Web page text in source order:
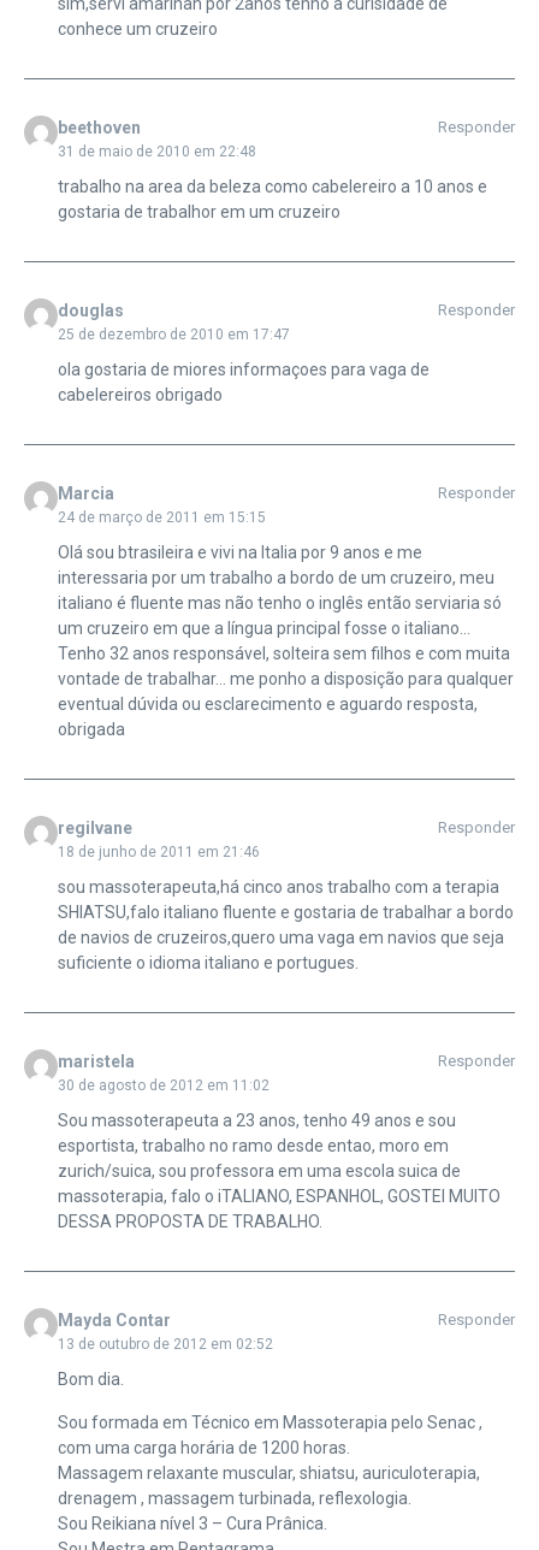
sim,servi amarinah por 2anos tenho a curisidade de
conhece um cruzeiro
beethoven
31 de maio de 2010 em 22:48
Responder
trabalho na area da beleza como cabelereiro a 10 anos e
gostaria de trabalhor em um cruzeiro
douglas
25 de dezembro de 2010 em 17:47
Responder
ola gostaria de miores informaçoes para vaga de
cabelereiros obrigado
Marcia
24 de março de 2011 em 15:15
Responder
Olá sou btrasileira e vivi na Italia por 9 anos e me
interessaria por um trabalho a bordo de um cruzeiro, meu
italiano é fluente mas não tenho o inglês então serviaria só
um cruzeiro em que a língua principal fosse o italiano…
Tenho 32 anos responsável, solteira sem filhos e com muita
vontade de trabalhar… me ponho a disposição para qualquer
eventual dúvida ou esclarecimento e aguardo resposta,
obrigada
regilvane
18 de junho de 2011 em 21:46
Responder
sou massoterapeuta,há cinco anos trabalho com a terapia
SHIATSU,falo italiano fluente e gostaria de trabalhar a bordo
de navios de cruzeiros,quero uma vaga em navios que seja
suficiente o idioma italiano e portugues.
maristela
30 de agosto de 2012 em 11:02
Responder
Sou massoterapeuta a 23 anos, tenho 49 anos e sou
esportista, trabalho no ramo desde entao, moro em
zurich/suica, sou professora em uma escola suica de
massoterapia, falo o iTALIANO, ESPANHOL, GOSTEI MUITO
DESSA PROPOSTA DE TRABALHO.
Mayda Contar
13 de outubro de 2012 em 02:52
Responder
Bom dia.
Sou formada em Técnico em Massoterapia pelo Senac ,
com uma carga horária de 1200 horas.
Massagem relaxante muscular, shiatsu, auriculoterapia,
drenagem , massagem turbinada, reflexologia.
Sou Reikiana nível 3 – Cura Prânica.